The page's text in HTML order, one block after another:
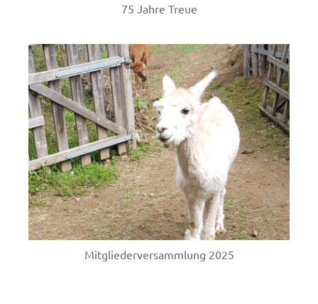
75 Jahre Treue
Mitgliederversammlung 2025